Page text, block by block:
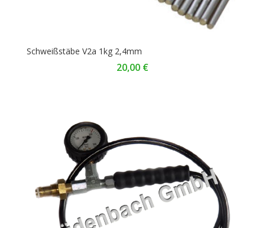
Schweißstäbe V2a 1kg 2,4mm
20,00 €